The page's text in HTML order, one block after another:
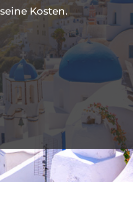
Kosten.